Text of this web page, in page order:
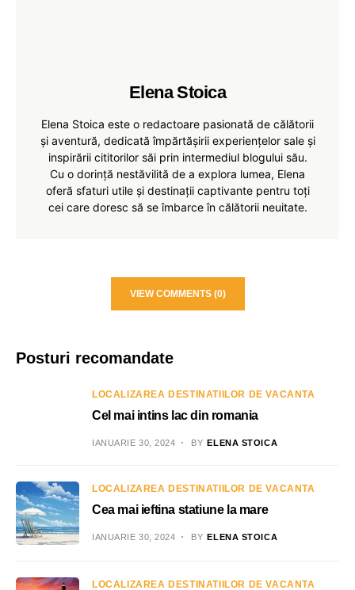
Elena Stoica
Elena Stoica este o redactoare pasionată de călătorii
și aventură, dedicată împărtășirii experiențelor sale și
inspirării cititorilor săi prin intermediul blogului său.
Cu o dorință nestăvilită de a explora lumea, Elena
oferă sfaturi utile și destinații captivante pentru toți
cei care doresc să se îmbarce în călătorii neuitate.
VIEW COMMENTS (0)
Posturi recomandate
LOCALIZAREA DESTINATIILOR DE VACANTA
Cel mai intins lac din romania
IANUARIE 30, 2024 BY ELENA STOICA
LOCALIZAREA DESTINATIILOR DE VACANTA
Cea mai ieftina statiune la mare
IANUARIE 30, 2024 BY ELENA STOICA
LOCALIZAREA DESTINATIILOR DE VACANTA